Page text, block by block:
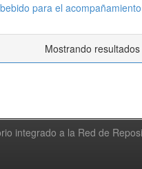
para el
Mostrando
integrado a la Red de